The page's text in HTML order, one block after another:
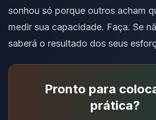
sonhou só porque outros acham
medir sua capacidade. Faça. Se
saberá o resultado dos seus
Pronto para
prática?